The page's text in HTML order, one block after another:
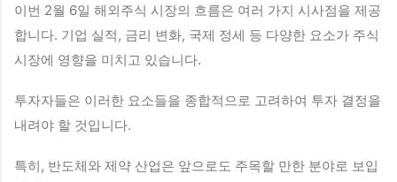
이번 2월 6일 해외주식 시장의 흐름은 여러 가지 시사점을 제공
합니다. 기업 실적, 금리 변화, 국제 정세 등 다양한 요소가 주식
시장에 영향을 미치고 있습니다.
투자자들은 이러한 요소들을 종합적으로 고려하여 투자 결정을
내려야 할 것입니다.
특히, 반도체와 제약 산업은 앞으로도 주목할 만한 분야로 보입